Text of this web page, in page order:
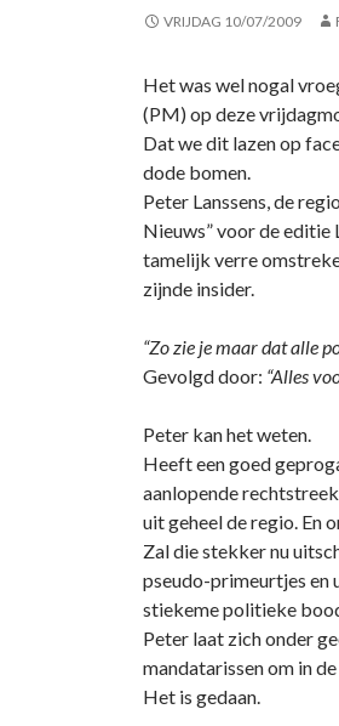
VRIJDAG 10/07/2009
Het was wel nogal
(PM) op deze
Dat we dit lazen op
dode bomen.
Peter Lanssens, de
Nieuws” voor de
tamelijk verre
zijnde insider.
“Zo zie je maar dat alle
Gevolgd door: “Alles
Peter kan het weten.
Heeft een goed
aanlopende
uit geheel de regio. En
Zal die stekker nu
pseudo-primeurtjes en
stiekeme politieke
Peter laat zich onder
mandatarissen om in
Het is gedaan.